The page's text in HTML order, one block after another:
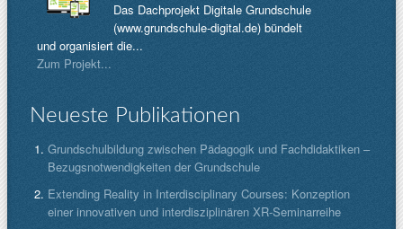
Das Dachprojekt Digitale Grundschule
(www.grundschule-digital.de) bündelt
und organisiert die...
Zum Projekt...
Neueste Publikationen
Grundschulbildung zwischen Pädagogik und Fachdidaktiken –
Bezugsnotwendigkeiten der Grundschule
Extending Reality in Interdisciplinary Courses: Konzeption
einer innovativen und interdisziplinären XR-Seminarreihe